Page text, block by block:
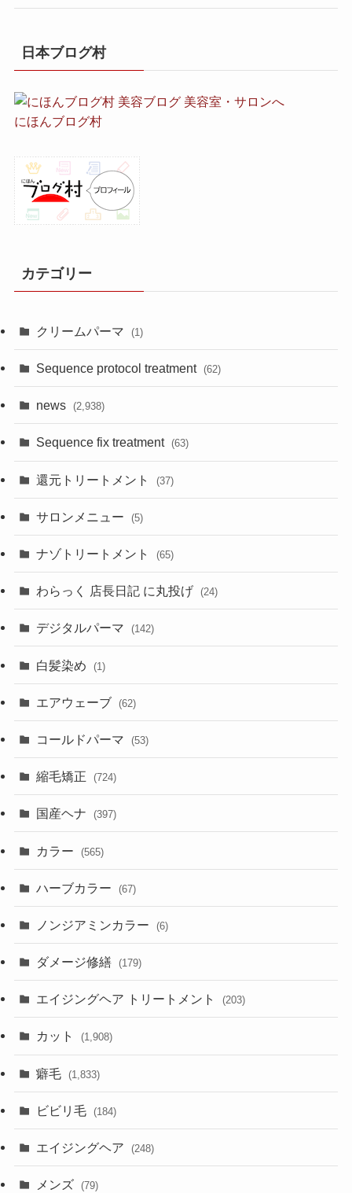
日本ブログ村
にほんブログ村
カテゴリー
クリームパーマ (1)
Sequence protocol treatment (62)
news (2,938)
Sequence fix treatment (63)
還元トリートメント (37)
サロンメニュー (5)
ナゾトリートメント (65)
わらっく 店長日記 に丸投げ (24)
デジタルパーマ (142)
白髪染め (1)
エアウェーブ (62)
コールドパーマ (53)
縮毛矯正 (724)
国産ヘナ (397)
カラー (565)
ハーブカラー (67)
ノンジアミンカラー (6)
ダメージ修繕 (179)
エイジングヘア トリートメント (203)
カット (1,908)
癖毛 (1,833)
ビビリ毛 (184)
エイジングヘア (248)
メンズ (79)